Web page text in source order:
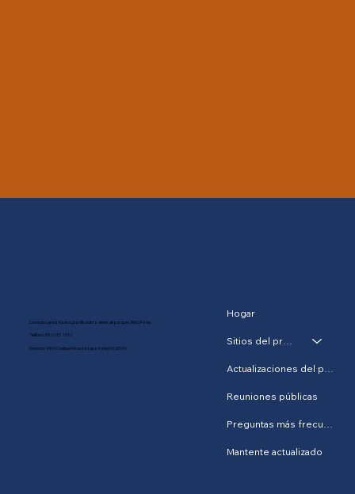
Hogar
Sitios del proyecto
Actualizaciones del proyecto
Reuniones públicas
Preguntas más frecuentes
Mantente actualizado
Contacto: Lynda Ramos, planificadora senior de parques, RivCoParks
Teléfono: (951) 955 1396
Dirección: 4600 Crestmore Road Jurupa Valley CA 92509